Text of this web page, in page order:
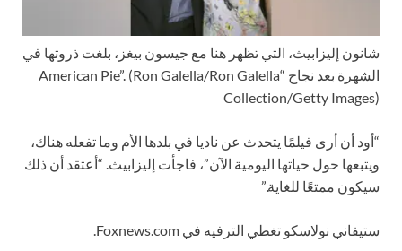
شانون إليزابيث، التي تظهر هنا مع جيسون بيغز، بلغت ذروتها في
الشهرة بعد نجاح “American Pie”.(Ron Galella/Ron Galella
Collection/Getty Images)
“أود أن أرى فيلمًا يتحدث عن ناديا في بلدها الأم وما تفعله هناك،
ويتبعها حول حياتها اليومية الآن”، فاجأت إليزابيث. “أعتقد أن ذلك
سيكون ممتعًا للغاية.”
ستيفاني نولاسكو تغطي الترفيه في Foxnews.com.